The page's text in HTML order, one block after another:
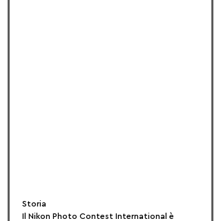
Storia
Il Nikon Photo Contest International è